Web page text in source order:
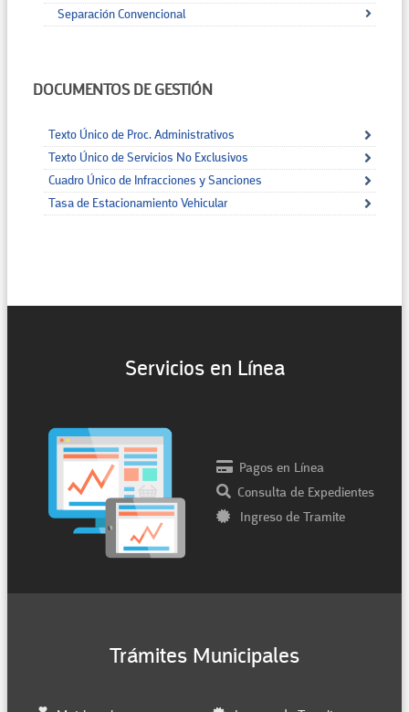
Separación Convencional
DOCUMENTOS DE GESTIÓN
Texto Único de Proc. Administrativos
Texto Único de Servicios No Exclusivos
Cuadro Único de Infracciones y Sanciones
Tasa de Estacionamiento Vehicular
Servicios en Línea
Pagos en Línea
Consulta de Expedientes
Ingreso de Tramite
Trámites Municipales